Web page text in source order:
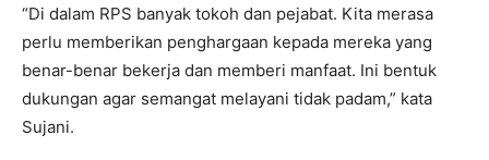
“Di dalam RPS banyak tokoh dan pejabat. Kita merasa
perlu memberikan penghargaan kepada mereka yang
benar-benar bekerja dan memberi manfaat. Ini bentuk
dukungan agar semangat melayani tidak padam,” kata
Sujani.